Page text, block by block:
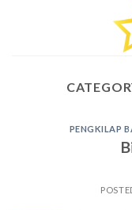
PENGKILAP